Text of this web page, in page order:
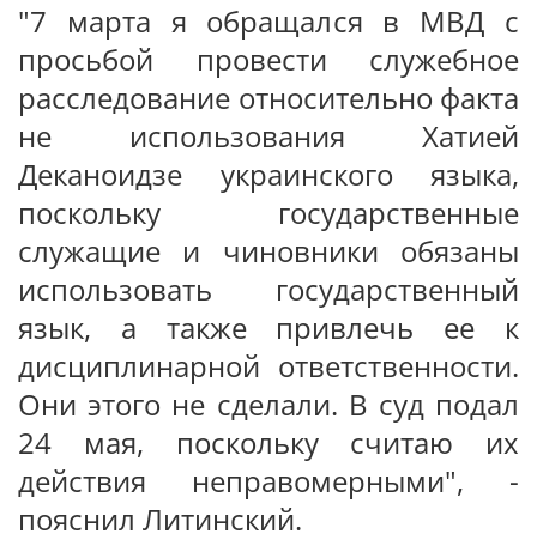
"7 марта я обращался в МВД с
просьбой провести служебное
расследование относительно факта
не использования Хатией
Деканоидзе украинского языка,
поскольку государственные
служащие и чиновники обязаны
использовать государственный
язык, а также привлечь ее к
дисциплинарной ответственности.
Они этого не сделали. В суд подал
24 мая, поскольку считаю их
действия неправомерными", -
пояснил Литинский.